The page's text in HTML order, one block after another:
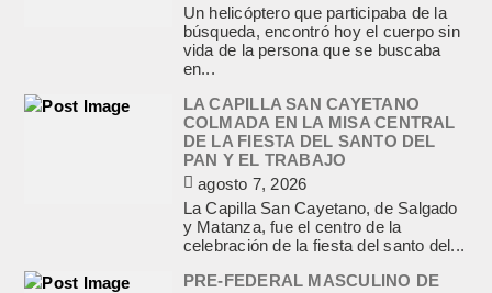
Un helicóptero que participaba de la
búsqueda, encontró hoy el cuerpo sin
vida de la persona que se buscaba
en...
LA CAPILLA SAN CAYETANO
COLMADA EN LA MISA CENTRAL
DE LA FIESTA DEL SANTO DEL
PAN Y EL TRABAJO
agosto 7, 2026
La Capilla San Cayetano, de Salgado
y Matanza, fue el centro de la
celebración de la fiesta del santo del...
PRE-FEDERAL MASCULINO DE